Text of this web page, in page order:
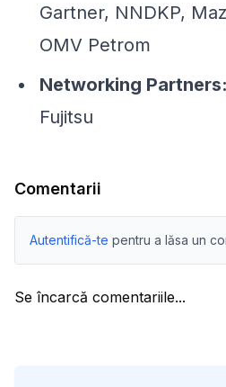
Gartner, NNDKP,
OMV Petrom
Networking Partners:
Fujitsu
Comentarii
Autentifică-te pentru a lăsa un
Se încarcă comentariile...